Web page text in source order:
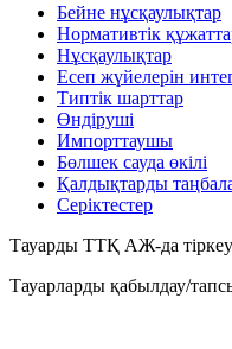
Бейне нұсқаулықтар
Нормативтік
Нұсқаулықтар
Есеп жүйелерін
Типтік шарттар
Өндіруші
Импорттаушы
Бөлшек сауда өкілі
Қалдықтарды
Серіктестер
Тауарды ТТҚ АЖ-да тіркеу
Тауарларды қабылдау/